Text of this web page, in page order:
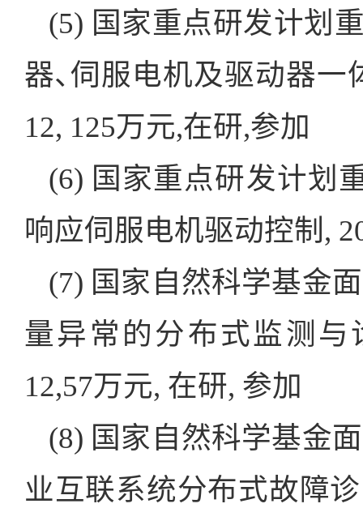
(5) 国家重点研发计划
器､伺服电机及驱动器
12, 125万元,在研,参加
(6) 国家重点研发计划
响应伺服电机驱动控制,
(7) 国家自然科学基金
量异常的分布式监测
12,57万元, 在研, 参加
(8) 国家自然科学基金
业互联系统分布式故障